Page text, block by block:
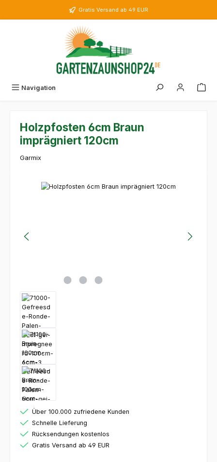
Zum Hauptinhalt springenGratis Versand ab 49 EUR
Navigation
Holzpfosten 6cm Braun
imprägniert 120cm
Garmix
Bildergalerie überspringen
Über 100.000 zufriedene Kunden
Schnelle Lieferung
Rücksendungen kostenlos
Gratis Versand ab 49 EUR